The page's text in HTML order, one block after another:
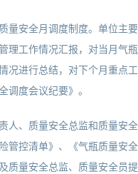
量安全月调度制度。单位主要
理工作情况汇报，对当月气瓶
况进行总结，对下个月重点工
调度会议纪要》。
人、质量安全总监和质量安全
管控清单》、《气瓶质量安全
质量安全总监、质量安全员提